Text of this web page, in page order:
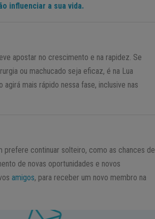
influenciar a sua vida.
apostar no crescimento e na rapidez. Se
ou machucado seja eficaz, é na Lua
mais rápido nessa fase, inclusive nas
prefere continuar solteiro, como as chances de
de novas oportunidades e novos
amigos, para receber um novo membro na